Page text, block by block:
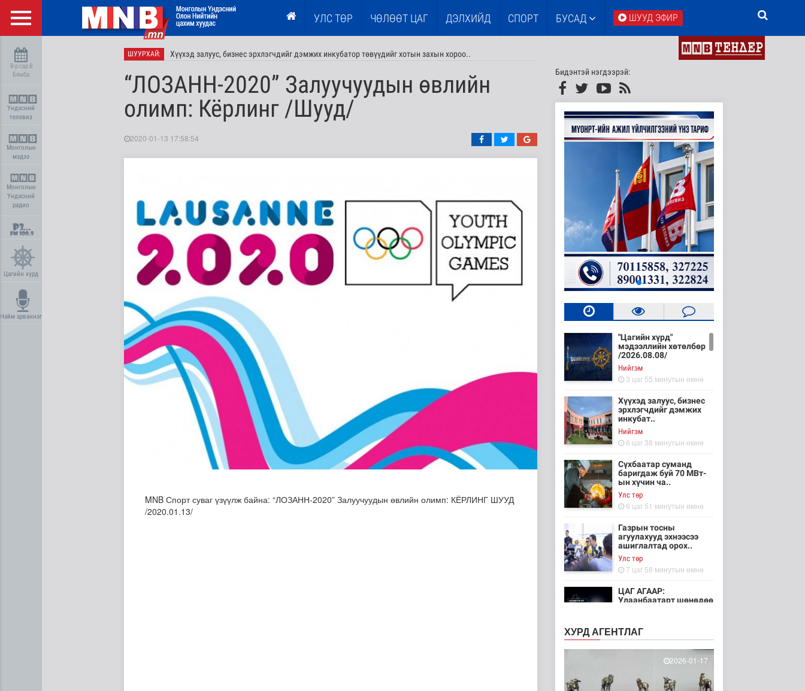
УЛС ТӨР ЧӨЛӨӨТ ЦАГ ДЭЛХИЙД СПОРТ БУСАД ШУУД ЭФИР
8-р сар 8
Бямба
Үндэсний
телевиз
Монголын
мэдээ
Монголын
Үндэсний
радио
Цагийн хүрд
Найм арваннэг
ШУУРХАЙ: Хүүхэд залуус, бизнес эрхлэгчдийг дэмжих инкубатор төвүүдийг хотын захын хороо..
Сүхбаатар суманд баригдаж буй 70 МВт-ын хүчин чадалтай ДЦС-ын технологийн анхн..
“ЛОЗАНН-2020” Залуучуудын өвлийн
олимп: Кёрлинг /Шууд/
2020-01-13 17:58:54
MNB Спорт суваг үзүүлж байна: “ЛОЗАНН-2020” Залуучуудын өвлийн олимп: КЁРЛИНГ ШУУД
/2020.01.13/
Бидэнтэй нэгдээрэй:
"Цагийн хүрд"
мэдээллийн хөтөлбөр
/2026.08.08/
Нийгэм
3 цаг 55 минутын өмнө
Хүүхэд залуус, бизнес
эрхлэгчдийг дэмжих
инкубат..
Нийгэм
6 цаг 38 минутын өмнө
Сүхбаатар суманд
баригдаж буй 70 МВт-
ын хүчин ча..
Улс төр
6 цаг 51 минутын өмнө
Газрын тосны
агуулахууд эхнээсээ
ашиглалтад орох..
Улс төр
7 цаг 58 минутын өмнө
ЦАГ АГААР:
Улаанбаатарт шөнөдөө
8 цаг 53 минутын өмнө
аюулгүй орчинд
Нийгэм
ХУРД АГЕНТЛАГ
2026-01-17